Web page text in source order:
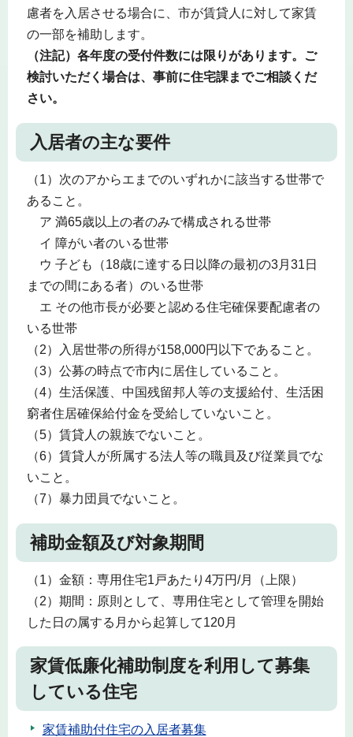
慮者を入居させる場合に、市が賃貸人に対して家賃
の一部を補助します。
（注記）各年度の受付件数には限りがあります。ご
検討いただく場合は、事前に住宅課までご相談くだ
さい。
入居者の主な要件
（1）次のアからエまでのいずれかに該当する世帯で
あること。
ア 満65歳以上の者のみで構成される世帯
イ 障がい者のいる世帯
ウ 子ども（18歳に達する日以降の最初の3月31日
までの間にある者）のいる世帯
エ その他市長が必要と認める住宅確保要配慮者の
いる世帯
（2）入居世帯の所得が158,000円以下であること。
（3）公募の時点で市内に居住していること。
（4）生活保護、中国残留邦人等の支援給付、生活困
窮者住居確保給付金を受給していないこと。
（5）賃貸人の親族でないこと。
（6）賃貸人が所属する法人等の職員及び従業員でな
いこと。
（7）暴力団員でないこと。
補助金額及び対象期間
（1）金額：専用住宅1戸あたり4万円/月（上限）
（2）期間：原則として、専用住宅として管理を開始
した日の属する月から起算して120月
家賃低廉化補助制度を利用して募集
している住宅
家賃補助付住宅の入居者募集